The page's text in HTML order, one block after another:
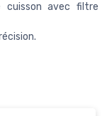
cuisson avec filtre